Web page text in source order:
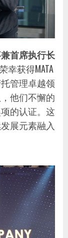
首席执行长
幸获得MATA
管理卓越领
他们不懈的
的认证。这
展元素融入